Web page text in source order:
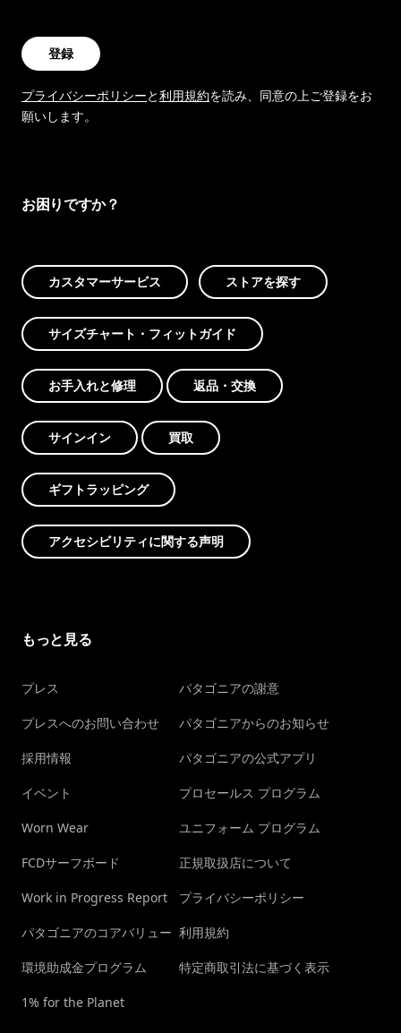
登録
プライバシーポリシーと利用規約を読み、同意の上ご登録をお
願いします。
お困りですか？
カスタマーサービス ストアを探す
サイズチャート・フィットガイド
お手入れと修理 返品・交換
サインイン 買取
ギフトラッピング
アクセシビリティに関する声明
もっと見る
プレス
プレスへのお問い合わせ
採用情報
イベント
Worn Wear
FCDサーフボード
Work in Progress Report
パタゴニアのコアバリュー
環境助成金プログラム
1% for the Planet
パタゴニアの謝意
パタゴニアからのお知らせ
パタゴニアの公式アプリ
プロセールス プログラム
ユニフォーム プログラム
正規取扱店について
プライバシーポリシー
利用規約
特定商取引法に基づく表示